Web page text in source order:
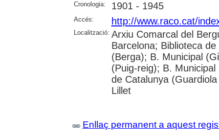
Cronologia: 1901 - 1945
Accés: http://www.raco.cat/
Localització: Arxiu Comarcal del
Barcelona; Biblioteca
(Berga); B. Municipal
(Puig-reig); B.
de Catalunya
Lillet
Enllaç permanent a aquest